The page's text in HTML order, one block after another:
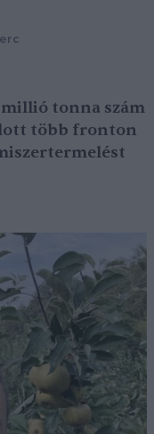
tonna szám
több fronton